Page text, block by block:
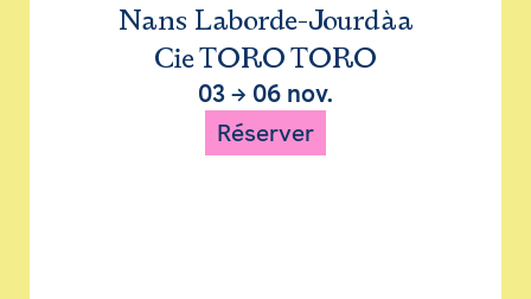
Nans Laborde-Jourdàa
Cie TORO TORO
03 → 06 nov.
Réserver